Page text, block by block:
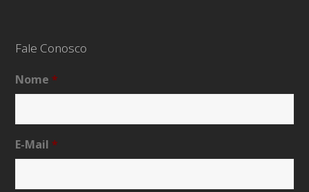
Fale Conosco
Nome *
E-Mail *